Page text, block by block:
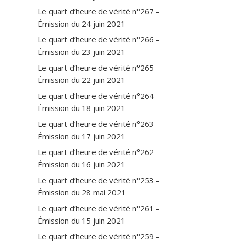
Le quart d’heure de vérité n°267 –
Émission du 24 juin 2021
Le quart d’heure de vérité n°266 –
Émission du 23 juin 2021
Le quart d’heure de vérité n°265 –
Émission du 22 juin 2021
Le quart d’heure de vérité n°264 –
Émission du 18 juin 2021
Le quart d’heure de vérité n°263 –
Émission du 17 juin 2021
Le quart d’heure de vérité n°262 –
Émission du 16 juin 2021
Le quart d’heure de vérité n°253 –
Émission du 28 mai 2021
Le quart d’heure de vérité n°261 –
Émission du 15 juin 2021
Le quart d’heure de vérité n°259 –